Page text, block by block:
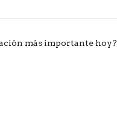
más importante hoy?